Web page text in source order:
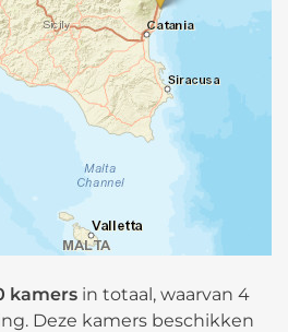
kamers in totaal, waarvan 4
Deze kamers beschikken